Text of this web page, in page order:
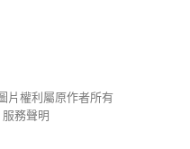
片權利屬原作者所有
服務聲明